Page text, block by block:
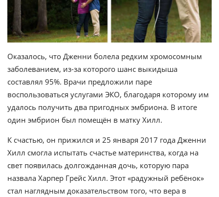
Оказалось, что Дженни болела редким хромосомным
заболеванием, из-за которого шанс выкидыша
составлял 95%. Врачи предложили паре
воспользоваться услугами ЭКО, благодаря которому им
удалось получить два пригодных эмбриона. В итоге
один эмбрион был помещён в матку Хилл.
К счастью, он прижился и 25 января 2017 года Дженни
Хилл смогла испытать счастье материнства, когда на
свет появилась долгожданная дочь, которую пара
назвала Харпер Грейс Хилл. Этот «радужный ребёнок»
стал наглядным доказательством того, что вера в